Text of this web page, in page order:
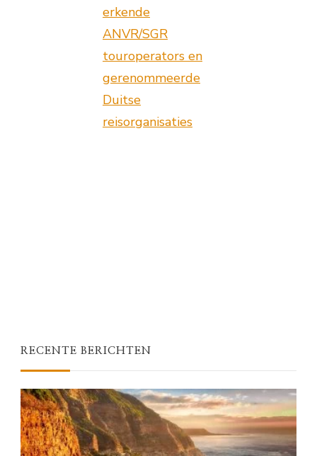
erkende
ANVR/SGR
touroperators en
gerenommeerde
Duitse
reisorganisaties
RECENTE BERICHTEN